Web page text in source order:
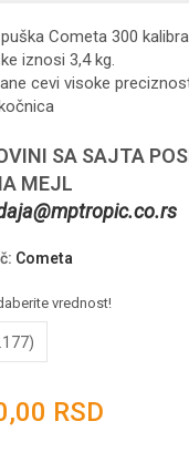
Cometa 300
iznosi 3,4 kg.
cevi visoke
SA SAJTA
MEJL
: Cometa
vrednost!
RSD